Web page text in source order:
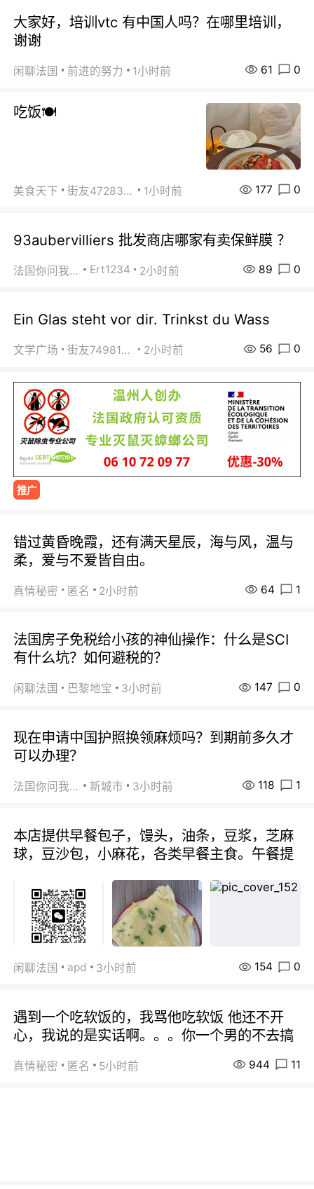
大家好，培训vtc 有中国人吗？在哪里培训，
谢谢
闲聊法国 前进的努力 1小时前 61 0
吃饭🍽️
美食天下 街友472838572 1小时前 177 0
93aubervilliers 批发商店哪家有卖保鲜膜 ？
法国你问我答 Ert1234 2小时前 89 0
Ein Glas steht vor dir. Trinkst du Wass
文学广场 街友74981146 2小时前 56 0
推广
错过黄昏晚霞，还有满天星辰，海与风，温与
柔，爱与不爱皆自由。
真情秘密 匿名 2小时前 64 1
法国房子免税给小孩的神仙操作：什么是SCI
有什么坑？如何避税的？
闲聊法国 巴黎地宝 3小时前 147 0
现在申请中国护照换领麻烦吗？到期前多久才
可以办理？
法国你问我答 新城市 3小时前 118 1
本店提供早餐包子，馒头，油条，豆浆，芝麻
球，豆沙包，小麻花，各类早餐主食。午餐提
闲聊法国 apd 3小时前 154 0
遇到一个吃软饭的，我骂他吃软饭 他还不开
心，我说的是实话啊。。。你一个男的不去搞
真情秘密 匿名 5小时前 944 11